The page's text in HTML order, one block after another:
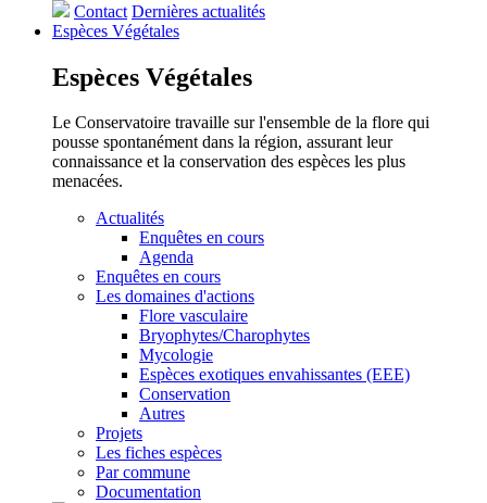
Contact Dernières actualités
Espèces Végétales
Espèces Végétales
Le Conservatoire travaille sur l'ensemble de la flore qui
pousse spontanément dans la région, assurant leur
connaissance et la conservation des espèces les plus
menacées.
Actualités
Enquêtes en cours
Agenda
Enquêtes en cours
Les domaines d'actions
Flore vasculaire
Bryophytes/Charophytes
Mycologie
Espèces exotiques envahissantes (EEE)
Conservation
Autres
Projets
Les fiches espèces
Par commune
Documentation